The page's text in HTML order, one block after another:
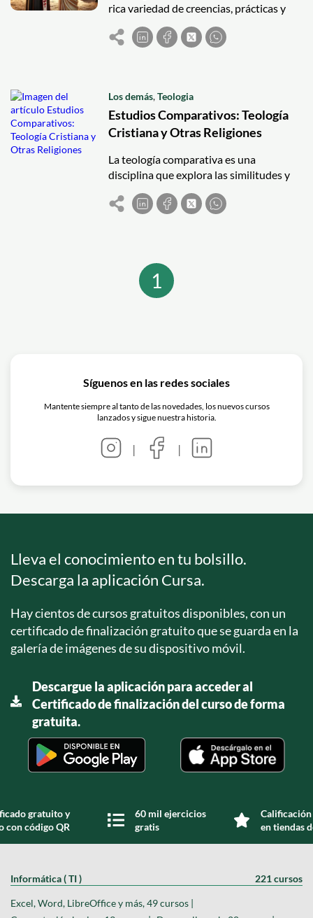
rica variedad de creencias, prácticas y
tradiciones que han moldeado la cultura
y la historia de la humanidad. A
hinduismo, el budismo y el judaísmo.
Los demás,Teologia
Estudios Comparativos: Teología
Cristiana y Otras Religiones
La teología comparativa es una
disciplina que explora las similitudes y
diferencias entre las creencias, prácticas
y enseñanzas de distintas religiones.
diálogo entre diferentes tradiciones
religiosas. A continuación, se presenta
un análisis comparativo entre la teología
1
Síguenos en las redes sociales
Mantente siempre al tanto de las novedades, los nuevos cursos
lanzados y sigue nuestra historia.
| |
Lleva el conocimiento en tu bolsillo.
Descarga la aplicación Cursa.
Hay cientos de cursos gratuitos disponibles, con un
certificado de finalización gratuito que se guarda en la
galería de imágenes de su dispositivo móvil.
Descargue la aplicación para acceder al
Certificado de finalización del curso de forma
gratuita.
gratuito y
con código QR
60 mil ejercicios
gratis
en tiendas
Informática ( TI ) 221 cursos
Excel, Word, LibreOffice y más, 49 cursos |